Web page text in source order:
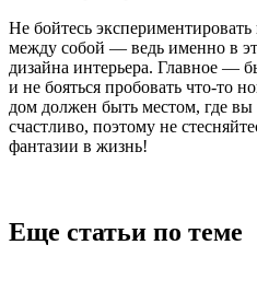
Не бойтесь
между собой — ведь именно в
дизайна интерьера. Главное —
и не бояться пробовать что-то
дом должен быть местом, где вы
счастливо, поэтому не
фантазии в жизнь!
Еще статьи по теме